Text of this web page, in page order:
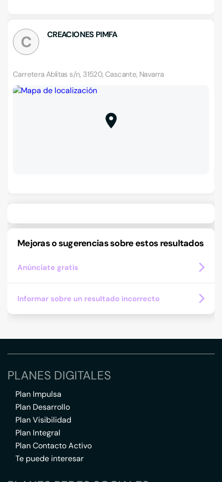
C CREACIONES PIMFA
Carretera Ablitas s/n, 31520, Cascante, Navarra
Mejoras o sugerencias sobre estos resultados
Anúnciate gratis
Informar sobre un resultado incorrecto
PLANES DIGITALES
Plan Impulsa
Plan Desarrollo
Plan Visibilidad
Plan Integral
Plan Contacto Activo
Te puede interesar